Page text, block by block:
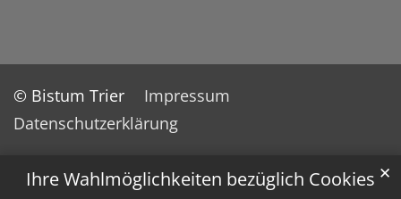
Ihre Wahlmöglichkeiten bezüglich Cookies ✕
© Bistum Trier
Impressum
Datenschutzerklärung